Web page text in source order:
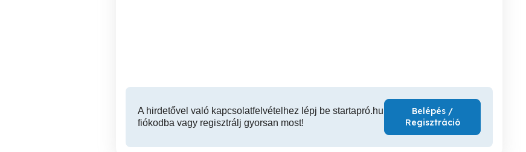
A hirdetővel való kapcsolatfelvételhez lépj be startapró.hu
fiókodba vagy regisztrálj gyorsan most!
Belépés /
Regisztráció